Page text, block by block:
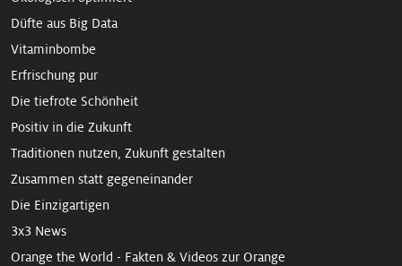
Düfte aus Big Data
Vitaminbombe
Erfrischung pur
Die tiefrote Schönheit
Positiv in die Zukunft
Traditionen nutzen, Zukunft gestalten
Zusammen statt gegeneinander
Die Einzigartigen
3x3 News
Orange the World - Fakten & Videos zur Orange